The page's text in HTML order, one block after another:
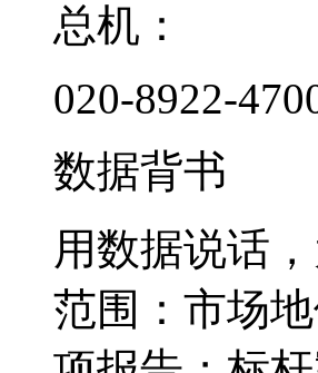
总机：
020-8922-
数据背书
用数据说话
范围：市场